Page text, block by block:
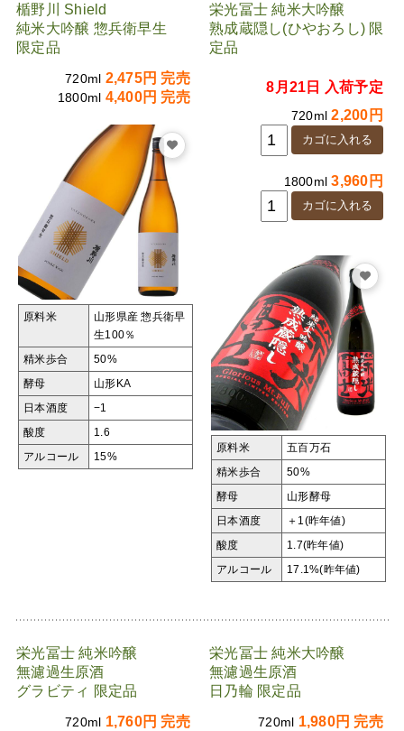
楯野川 Shield
純米大吟醸 惣兵衛早生
限定品
720ml 2,475円 完売
1800ml 4,400円 完売
原料米
山形県産 惣兵衛早
生100％
精米歩合 50%
酵母 山形KA
日本酒度 −1
酸度 1.6
アルコール 15%
栄光冨士 純米大吟醸
熟成蔵隠し(ひやおろし) 限
定品
8月21日 入荷予定
720ml2,200円
1800ml3,960円
原料米 五百万石
精米歩合 50%
酵母 山形酵母
日本酒度 ＋1(昨年値)
酸度 1.7(昨年値)
アルコール 17.1%(昨年値)
栄光冨士 純米吟醸
無濾過生原酒
グラビティ 限定品
720ml 1,760円 完売
栄光冨士 純米大吟醸
無濾過生原酒
日乃輪 限定品
720ml 1,980円 完売